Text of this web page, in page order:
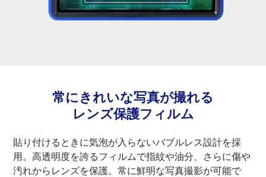
常にきれいな写真が撮れる
レンズ保護フィルム
貼り付けるときに気泡が入らないバブルレス設計を採
用。高透明度を誇るフィルムで指紋や油分、さらに傷や
汚れからレンズを保護。常に鮮明な写真撮影が可能で